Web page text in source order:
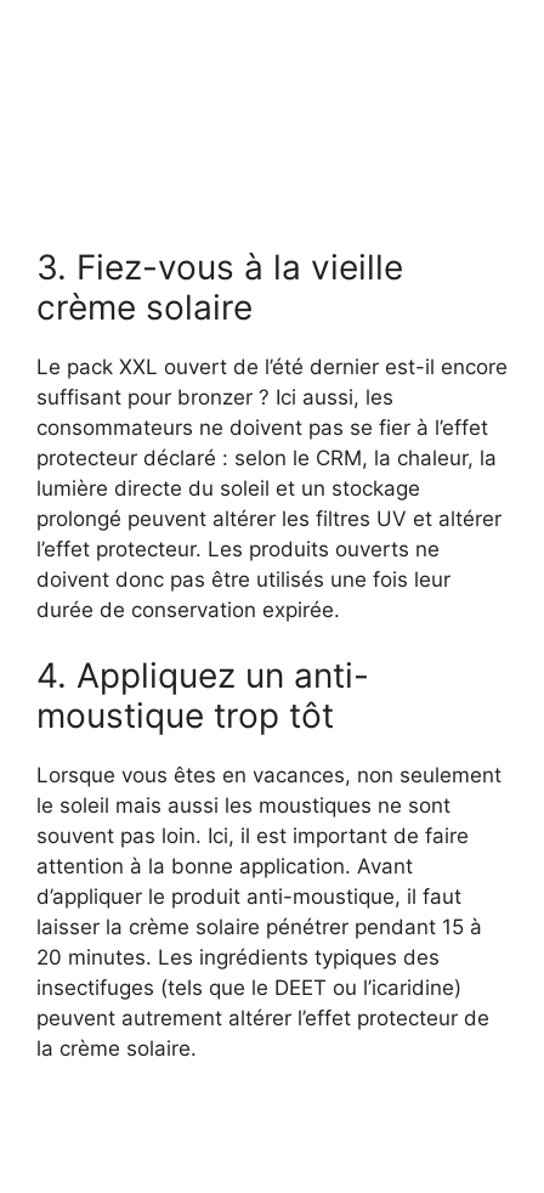
3. Fiez-vous à la vieille
crème solaire
Le pack XXL ouvert de l’été dernier est-il encore
suffisant pour bronzer ? Ici aussi, les
consommateurs ne doivent pas se fier à l’effet
protecteur déclaré : selon le CRM, la chaleur, la
lumière directe du soleil et un stockage
prolongé peuvent altérer les filtres UV et altérer
l’effet protecteur. Les produits ouverts ne
doivent donc pas être utilisés une fois leur
durée de conservation expirée.
4. Appliquez un anti-
moustique trop tôt
Lorsque vous êtes en vacances, non seulement
le soleil mais aussi les moustiques ne sont
souvent pas loin. Ici, il est important de faire
attention à la bonne application. Avant
d’appliquer le produit anti-moustique, il faut
laisser la crème solaire pénétrer pendant 15 à
20 minutes. Les ingrédients typiques des
insectifuges (tels que le DEET ou l’icaridine)
peuvent autrement altérer l’effet protecteur de
la crème solaire.